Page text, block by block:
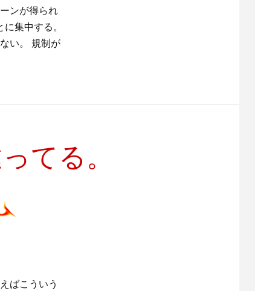
ンが得られ
集中する。
い。 規制が
てる。
ばこういう